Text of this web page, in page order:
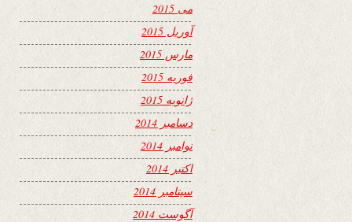
می 2015
آوریل 2015
مارس 2015
فوریه 2015
ژانویه 2015
دسامبر 2014
نوامبر 2014
اکتبر 2014
سپتامبر 2014
آگوست 2014